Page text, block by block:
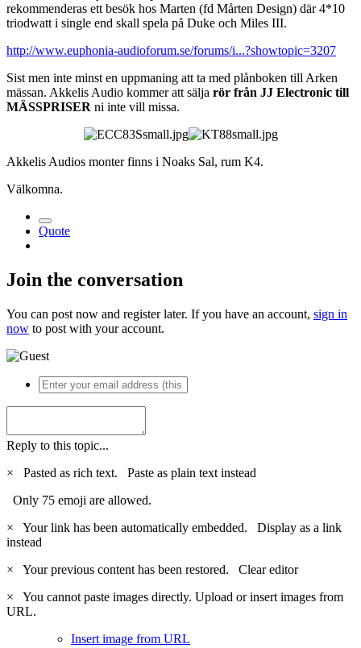
rekommenderas ett besök hos Marten (fd Mårten Design) där 4*10
triodwatt i single end skall spela på Duke och Miles III.
http://www.euphonia-audioforum.se/forums/i...?showtopic=3207
Sist men inte minst en uppmaning att ta med plånboken till Arken
mässan. Akkelis Audio kommer att sälja rör från JJ Electronic till
MÄSSPRISER ni inte vill missa.
Akkelis Audios monter finns i Noaks Sal, rum K4.
Välkomna.
Quote
Join the conversation
You can post now and register later. If you have an account, sign in
now to post with your account.
Reply to this topic...
×
Pasted as rich text. Paste as plain text instead
Only 75 emoji are allowed.
×
Your link has been automatically embedded. Display as a link
instead
×
Your previous content has been restored. Clear editor
×
You cannot paste images directly. Upload or insert images from
URL.
Insert image from URL